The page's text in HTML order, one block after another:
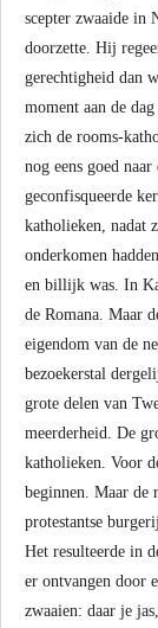
scepter zwaaide in
doorzette. Hij
gerechtigheid dan
moment aan de
zich de rooms-
nog eens goed
geconfisqueerde
katholieken, nadat
onderkomen
en billijk was. In
de Romana. Maar
eigendom van de
bezoekerstal
grote delen van
meerderheid. De
katholieken. Voor
beginnen. Maar de
protestantse
Het resulteerde in
er ontvangen door
zwaaien: daar je